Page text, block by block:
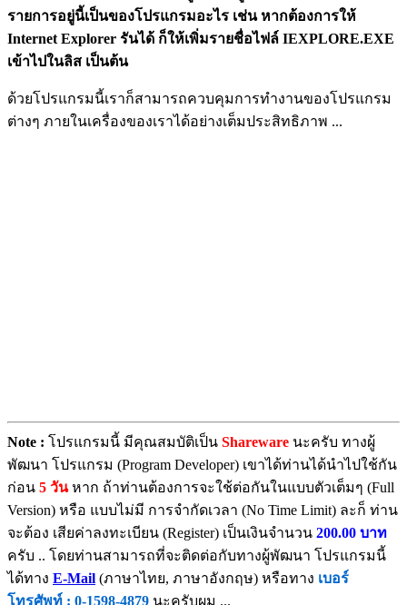
รายการอยู่นี้เป็นของโปรแกรมอะไร เช่น หากต้องการให้
Internet Explorer รันได้ ก็ให้เพิ่มรายชื่อไฟล์ IEXPLORE.EXE
เข้าไปในลิส เป็นต้น
ด้วยโปรแกรมนี้เราก็สามารถควบคุมการทำงานของโปรแกรม
ต่างๆ ภายในเครื่องของเราได้อย่างเต็มประสิทธิภาพ ...
Note : โปรแกรมนี้ มีคุณสมบัติเป็น Shareware นะครับ ทางผู้
พัฒนา โปรแกรม (Program Developer) เขาได้ท่านได้นำไปใช้กัน
ก่อน 5 วันหาก ถ้าท่านต้องการจะใช้ต่อกันในแบบตัวเต็มๆ (Full
Version) หรือ แบบไม่มี การจำกัดเวลา (No Time Limit) ละก็ ท่าน
จะต้อง เสียค่าลงทะเบียน (Register) เป็นเงินจำนวน 200.00 บาท
ครับ .. โดยท่านสามารถที่จะติดต่อกับทางผู้พัฒนา โปรแกรมนี้
ได้ทาง E-Mail (ภาษาไทย, ภาษาอังกฤษ) หรือทาง เบอร์
โทรศัพท์ : 0-1598-4879 นะครับผม ...